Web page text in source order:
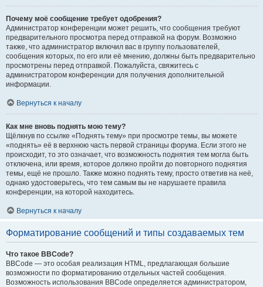
Почему моё сообщение требует одобрения?
Администратор конференции может решить, что сообщения требуют
предварительного просмотра перед отправкой на форум. Возможно
также, что администратор включил вас в группу пользователей,
сообщения которых, по его или её мнению, должны быть предварительно
просмотрены перед отправкой. Пожалуйста, свяжитесь с
администратором конференции для получения дополнительной
информации.
Вернуться к началу
Как мне вновь поднять мою тему?
Щёлкнув по ссылке «Поднять тему» при просмотре темы, вы можете
«поднять» её в верхнюю часть первой страницы форума. Если этого не
происходит, то это означает, что возможность поднятия тем могла быть
отключена, или время, которое должно пройти до повторного поднятия
темы, ещё не прошло. Также можно поднять тему, просто ответив на неё,
однако удостоверьтесь, что тем самым вы не нарушаете правила
конференции, на которой находитесь.
Вернуться к началу
Форматирование сообщений и типы создаваемых тем
Что такое BBCode?
BBCode — это особая реализация HTML, предлагающая большие
возможности по форматированию отдельных частей сообщения.
Возможность использования BBCode определяется администратором,